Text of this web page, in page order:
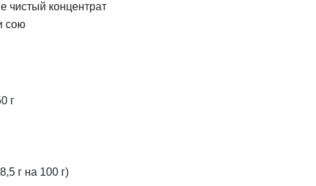
чистый концентрат
сою
г
г на 100 г)